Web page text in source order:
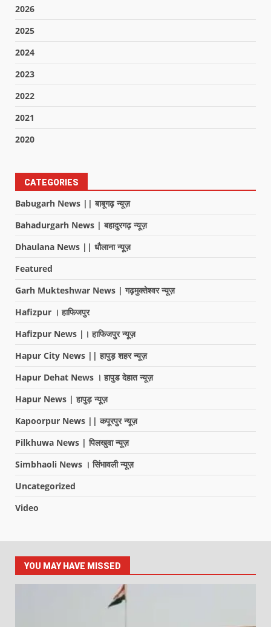
2026
2025
2024
2023
2022
2021
2020
CATEGORIES
Babugarh News || बाबूगढ़ न्यूज़
Bahadurgarh News | बहादुरगढ़ न्यूज़
Dhaulana News || धौलाना न्यूज़
Featured
Garh Mukteshwar News | गढ़मुक्तेश्वर न्यूज़
Hafizpur । हाफिजपुर
Hafizpur News |। हाफिजपुर न्यूज़
Hapur City News || हापुड़ शहर न्यूज़
Hapur Dehat News । हापुड देहात न्यूज़
Hapur News | हापुड़ न्यूज़
Kapoorpur News || कपूरपुर न्यूज़
Pilkhuwa News | पिलखुवा न्यूज़
Simbhaoli News । सिंभावली न्यूज़
Uncategorized
Video
YOU MAY HAVE MISSED